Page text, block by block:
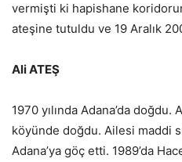
vermişti ki hapishane
ateşine tutuldu ve 19 Aralık
Ali ATEŞ
1970 yılında Adana’da doğdu.
köyünde doğdu. Ailesi maddi
Adana’ya göç etti. 1989’da